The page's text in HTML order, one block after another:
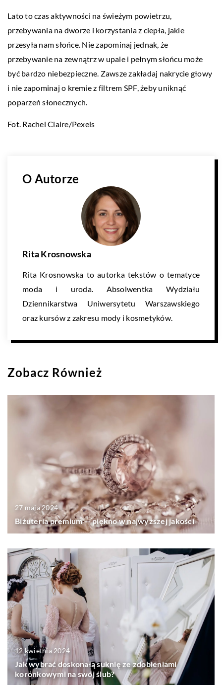
Lato to czas aktywności na świeżym powietrzu,
przebywania na dworze i korzystania z ciepła, jakie
przesyła nam słońce. Nie zapominaj jednak, że
przebywanie na zewnątrz w upale i pełnym słońcu może
być bardzo niebezpieczne. Zawsze zakładaj nakrycie głowy
i nie zapominaj o kremie z filtrem SPF, żeby uniknąć
poparzeń słonecznych.
Fot. Rachel Claire/Pexels
O Autorze
Rita Krosnowska
Rita Krosnowska to autorka tekstów o tematyce
moda i uroda. Absolwentka Wydziału
Dziennikarstwa Uniwersytetu Warszawskiego
oraz kursów z zakresu mody i kosmetyków.
Zobacz Również
27 maja 2024
Biżuteria premium — piękno w najwyższej jakości
12 kwietnia 2024
Jak wybrać doskonałą suknię ze zdobieniami
koronkowymi na swój ślub?